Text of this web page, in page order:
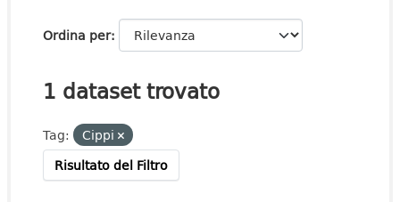
Ordina per
1 dataset trovato
Tag:
Cippi
Risultato del Filtro